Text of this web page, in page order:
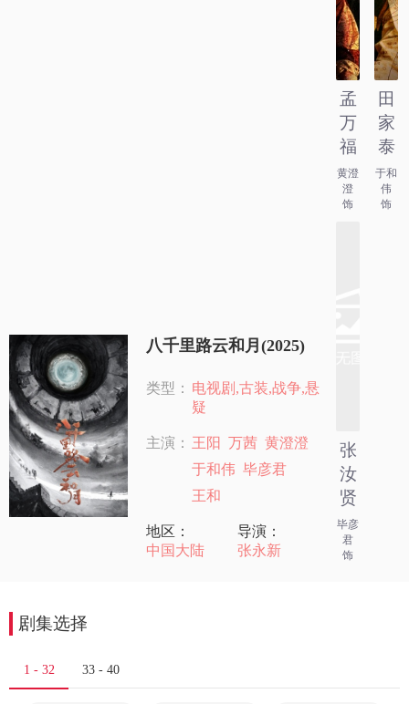
八千里路云和月(2025)
类型： 电视剧,古装,战争,悬
疑
主演： 王阳 万茜 黄澄澄
于和伟 毕彦君
王和
地区：
中国大陆
导演：
张永新
孟
万
福
黄澄
澄
饰
田
家
泰
于和
伟
饰
张
汝
贤
毕彦
君
饰
剧集选择
1 - 32 33 - 40